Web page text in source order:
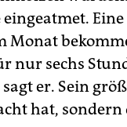
eingeatmet.
Monat
nur sechs
er. Sein
hat, sondern